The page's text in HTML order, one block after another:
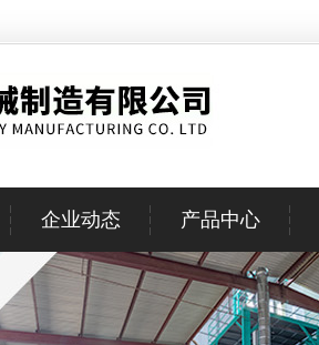
企业动态 产品中心